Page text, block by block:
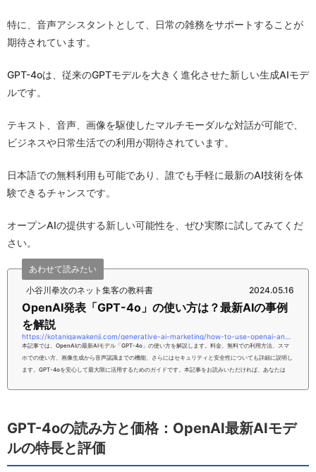
特に、音声アシスタントとして、日常の雑務をサポートすることが
期待されています。
GPT-4oは、従来のGPTモデルを大きく進化させた新しい生成AIモデ
ルです。
テキスト、音声、画像を駆使したマルチモーダルな対話が可能で、
ビジネスや日常生活での利用が期待されています。
日本語での無料利用も可能であり、誰でも手軽に最新のAI技術を体
験できるチャンスです。
オープンAIの提供する新しい可能性を、ぜひ実際に試してみてくだ
さい。
小谷川拳次のネット集客の教科書
あわせて読みたい
2024.05.16
OpenAI発表「GPT-4o」の使い方は？最新AIの事例
を解説
本記事では、OpenAIの最新AIモデル「GPT-4o」の使い方を解説します。料金、無料での利用方法、スマ
ホでの使い方、画像生成から音声認識までの機能、さらにはセキュリティと安全性についても詳細に説明し
ます。GPT-4oを安心して最大限に活用するためのガイドです。本記事をお読みいただければ、あなたは
GPT-4oの読み方と価格：OpenAI最新AIモデ
ルの特長と評価